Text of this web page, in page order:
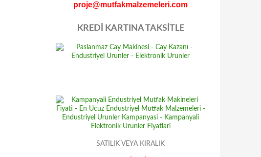
proje@mutfakmalzemeleri.com
KREDİ KARTINA TAKSİTLE
SATILIK VEYA KIRALIK